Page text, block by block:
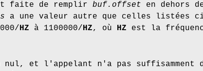
faite de remplir buf.offset en dehors
a une valeur autre que celles listées
HZ à 1100000/HZ, où HZ est la
nul, et l'appelant n'a pas suffisamment